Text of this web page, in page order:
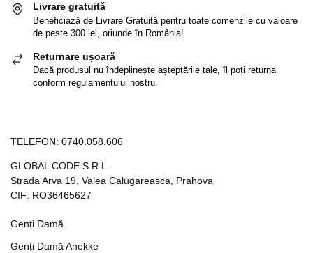
Livrare gratuită
Beneficiază de Livrare Gratuită pentru toate comenzile cu valoare
de peste 300 lei, oriunde în România!
Returnare ușoară
Dacă produsul nu îndeplinește așteptările tale, îl poți returna
conform regulamentului nostru.
TELEFON: 0740.058.606
GLOBAL CODE S.R.L.
Strada Arva 19, Valea Calugareasca, Prahova
CIF: RO36465627
Genți Damă
Genți Damă Anekke